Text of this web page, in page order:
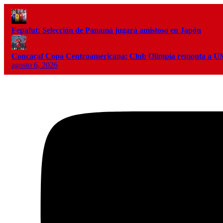
Fepafut: Selección de Panamá jugará amistoso en Japón
Concacaf Copa Centroamericana: Club Olimpia remonta a
agosto 6, 2026